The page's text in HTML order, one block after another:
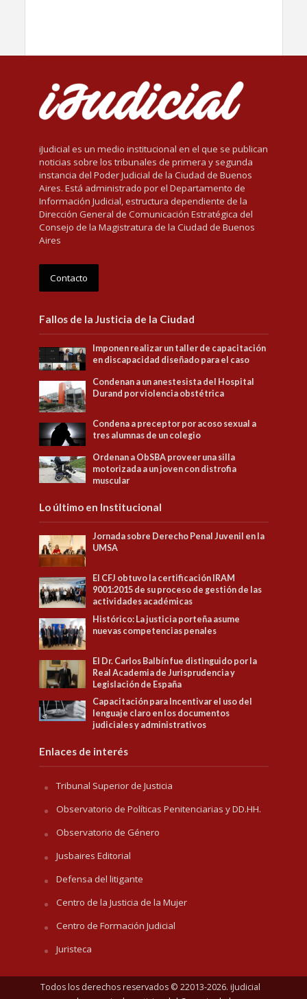
iJudicial es un medio institucional en el que se publican
noticias sobre los tribunales de primera y segunda
instancia del Poder Judicial de la Ciudad de Buenos
Aires. Está administrado por el Departamento de
Información Judicial, estructura dependiente de la
Dirección General de Comunicación Estratégica del
Consejo de la Magistratura de la Ciudad de Buenos
Aires
Contacto
Fallos de la Justicia de la Ciudad
Imponen realizar un taller de capacitación
en discapacidad diseñado para el caso
Condenan a un anestesista del Hospital
Durand por violencia obstétrica
Condena a preceptor por acoso sexual a
tres alumnas de un colegio
Ordenan a ObSBA proveer una silla
motorizada a un joven con distrofia
muscular
Lo último en Institucional
Jornada sobre Derecho Penal Juvenil en la
UMSA
El CFJ obtuvo la certificación IRAM
9001:2015 de su proceso de gestión de las
actividades académicas
Histórico: La justicia porteña asume
nuevas competencias penales
El Dr. Carlos Balbín fue distinguido por la
Real Academia de Jurisprudencia y
Legislación de España
Capacitación para Incentivar el uso del
lenguaje claro en los documentos
judiciales y administrativos
Enlaces de interés
Tribunal Superior de Justicia
Observatorio de Políticas Penitenciarias y DD.HH.
Observatorio de Género
Jusbaires Editorial
Defensa del litigante
Centro de la Justicia de la Mujer
Centro de Formación Judicial
Juristeca
Todos los derechos reservados © 22013-2026. iJudicial